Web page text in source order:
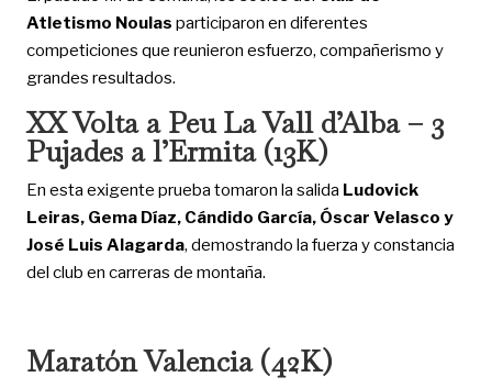
Atletismo Noulas participaron en diferentes
competiciones que reunieron esfuerzo, compañerismo y
grandes resultados.
XX Volta a Peu La Vall d’Alba – 3
Pujades a l’Ermita (13K)
En esta exigente prueba tomaron la salida Ludovick
Leiras, Gema Díaz, Cándido García, Óscar Velasco y
José Luis Alagarda, demostrando la fuerza y constancia
del club en carreras de montaña.
Maratón Valencia (42K)